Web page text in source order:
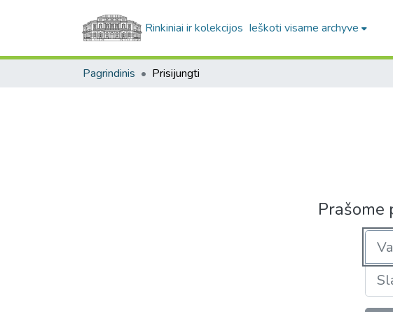
Rinkiniai ir kolekcijos Ieškoti visame archyve
Pagrindinis Prisijungti
Prašome